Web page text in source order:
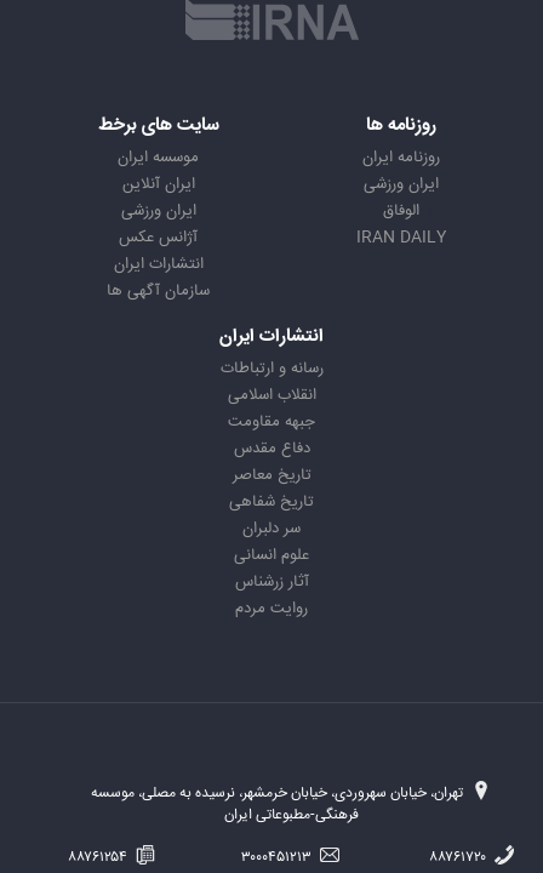
روزنامه ها
روزنامه ایران
ایران ورزشی
الوفاق
IRAN DAILY
سایت های برخط
موسسه ایران
ایران آنلاین
ایران ورزشی
آژانس عکس
انتشارات ایران
سازمان آگهی ها
انتشارات ایران
رسانه و ارتباطات
انقلاب اسلامی
جبهه مقاومت
دفاع مقدس
تاریخ معاصر
تاریخ شفاهی
سر دلبران
علوم انسانی
آثار زرشناس
روایت مردم
تهران، خیابان سهروردی، خیابان خرمشهر، نرسیده به مصلی، موسسه
فرهنگی-مطبوعاتی ایران